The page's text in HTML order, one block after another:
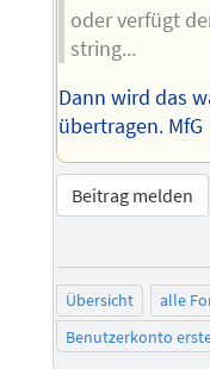
oder verfügt
string...
Dann wird das
übertragen. MfG
Beitrag melden
Übersicht alle
Benutzerkonto